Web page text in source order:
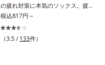
の疲れ対策に本気のソックス。疲れ
がたまる土踏まずを強力にサポート
足は、思いのほか疲れがたまる場
所。毎晩「ダル重」の方も多いので
税込817円～
（3.5 / 133件）